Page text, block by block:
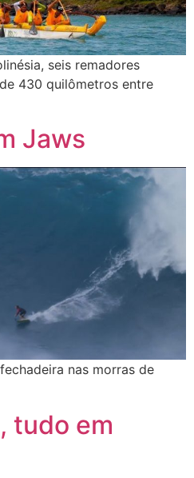
seis remadores
430 quilômetros entre
Jaws
nas morras de
tudo em